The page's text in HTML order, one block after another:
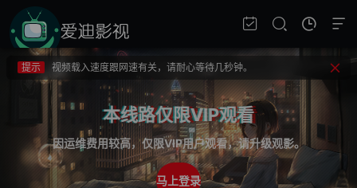
提示
提示
如果无法播放请重新刷新页面，或者切换线路。
提示
视频载入速度跟网速有关，请耐心等待几秒钟。
不要轻易相信视频中的广告，谨防上当受骗!
本线路仅限VIP观看
因运维费用较高，仅限VIP用户观看，请升级观影。
马上登录